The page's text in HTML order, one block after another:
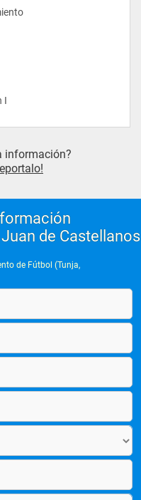
I
fútbol
II
información?
de Castellanos
de Fútbol (Tunja,